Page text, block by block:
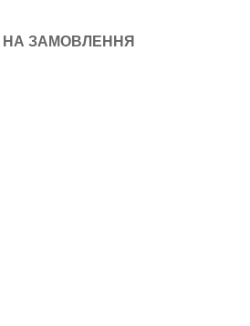
ЗАМОВЛЕННЯ